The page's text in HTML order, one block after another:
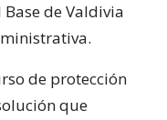
de Valdivia
de protección
que